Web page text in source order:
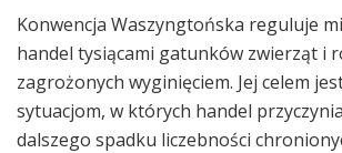
Konwencja Waszyngtońska reguluje
handel tysiącami gatunków zwierząt i
zagrożonych wyginięciem. Jej celem
sytuacjom, w których handel
dalszego spadku liczebności